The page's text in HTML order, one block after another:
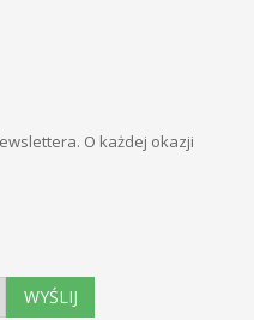
O każdej okazji
WYŚLIJ